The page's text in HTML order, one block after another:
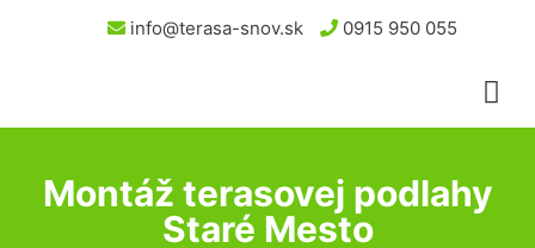
info@terasa-snov.sk 0915 950 055
Montáž terasovej podlahy
Staré Mesto